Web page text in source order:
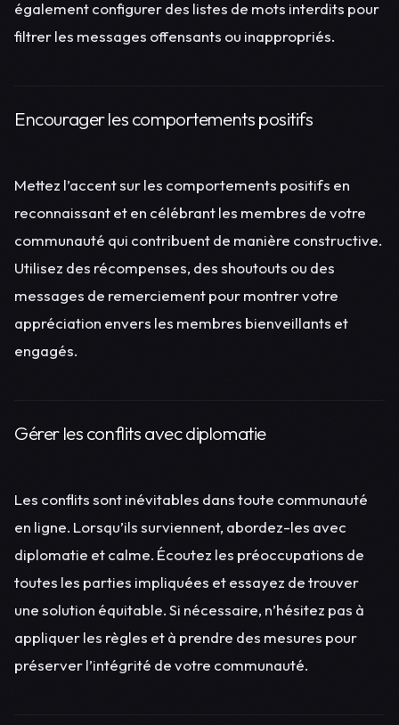
également configurer des listes de mots interdits pour
filtrer les messages offensants ou inappropriés.
Encourager les comportements positifs
Mettez l’accent sur les comportements positifs en
reconnaissant et en célébrant les membres de votre
communauté qui contribuent de manière constructive.
Utilisez des récompenses, des shoutouts ou des
messages de remerciement pour montrer votre
appréciation envers les membres bienveillants et
engagés.
Gérer les conflits avec diplomatie
Les conflits sont inévitables dans toute communauté
en ligne. Lorsqu’ils surviennent, abordez-les avec
diplomatie et calme. Écoutez les préoccupations de
toutes les parties impliquées et essayez de trouver
une solution équitable. Si nécessaire, n’hésitez pas à
appliquer les règles et à prendre des mesures pour
préserver l’intégrité de votre communauté.